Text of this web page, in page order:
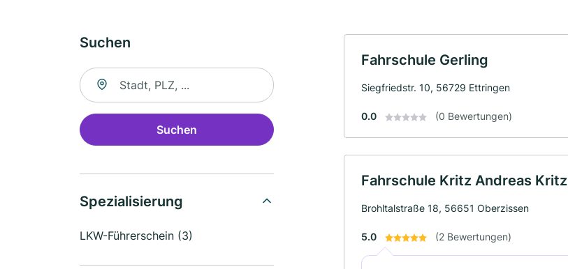
Suchen
Suche nach Ort
Suchen
Spezialisierung
LKW-Führerschein (3)
Fahrschule Gerling
Siegfriedstr. 10, 56729 Ettringen
0.0 (0 Bewertungen)
Fahrschule Kritz Andreas Kritz
Brohltalstraße 18, 56651 Oberzissen
5.0 (2 Bewertungen)